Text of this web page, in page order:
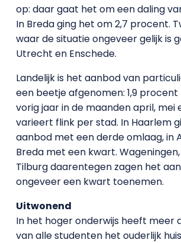
op: daar gaat het om een daling
In Breda ging het om 2,7 procent.
waar de situatie ongeveer gelijk is
Utrecht en Enschede.
Landelijk is het aanbod van
een beetje afgenomen: 1,9
vorig jaar in de maanden april, mei
varieert flink per stad. In Haarlem
aanbod met een derde omlaag, in
Breda met een kwart.
Tilburg daarentegen zagen het
ongeveer een kwart toenemen.
Uitwonend
In het hoger onderwijs heeft meer
van alle studenten het ouderlijk